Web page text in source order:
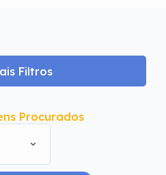
Filtros
Procurados